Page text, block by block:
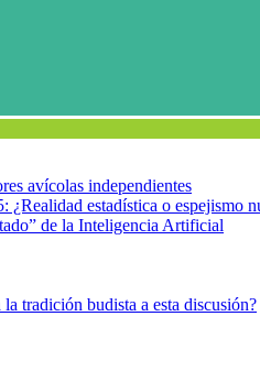
avícolas independientes
estadística o espejismo
de la Inteligencia Artificial
tradición budista a esta discusión?